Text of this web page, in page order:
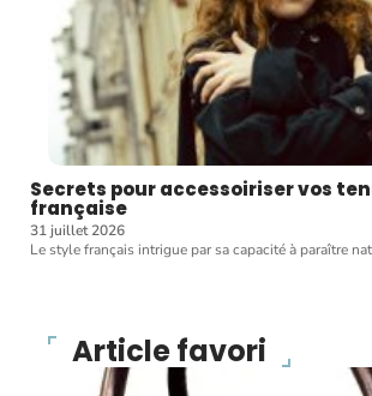
Secrets pour accessoiriser vos
française
31 juillet 2026
Le style français intrigue par sa capacité à paraître
Article favori